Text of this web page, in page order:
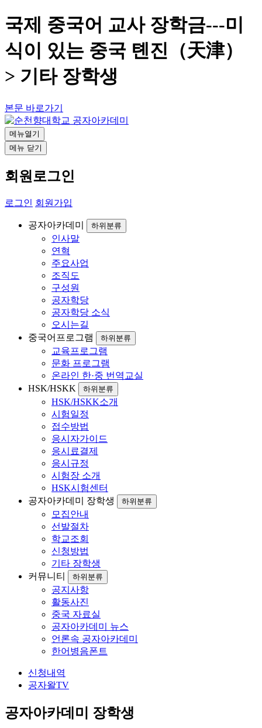
국제 중국어 교사 장학금---미
식이 있는 중국 톈진（天津）
> 기타 장학생
본문 바로가기
메뉴열기
메뉴 닫기
회원로그인
로그인 회원가입
공자아카데미 하위분류
인사말
연혁
주요사업
조직도
구성원
공자학당
공자학당 소식
오시는길
중국어프로그램
하위분류
교육프로그램
문화 프로그램
온라인 한·중 번역교실
HSK/HSKK
하위분류
HSK/HSKK소개
시험일정
접수방법
응시자가이드
응시료결제
응시규정
시험장 소개
HSK시험센터
공자아카데미 장학생
하위분류
모집안내
선발절차
학교조회
신청방법
기타 장학생
커뮤니티
하위분류
공지사항
활동사진
중국 자료실
공자아카데미 뉴스
언론속 공자아카데미
한어병음폰트
신청내역
공자왈TV
공자아카데미 장학생